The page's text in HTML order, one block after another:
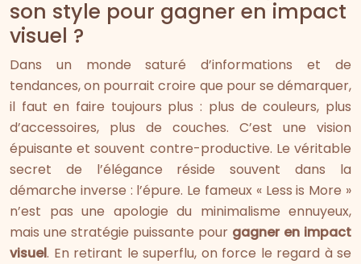
son style pour gagner en impact
visuel ?
Dans un monde saturé d’informations et de
tendances, on pourrait croire que pour se démarquer,
il faut en faire toujours plus : plus de couleurs, plus
d’accessoires, plus de couches. C’est une vision
épuisante et souvent contre-productive. Le véritable
secret de l’élégance réside souvent dans la
démarche inverse : l’épure. Le fameux « Less is More »
n’est pas une apologie du minimalisme ennuyeux,
mais une stratégie puissante pour gagner en impact
visuel. En retirant le superflu, on force le regard à se